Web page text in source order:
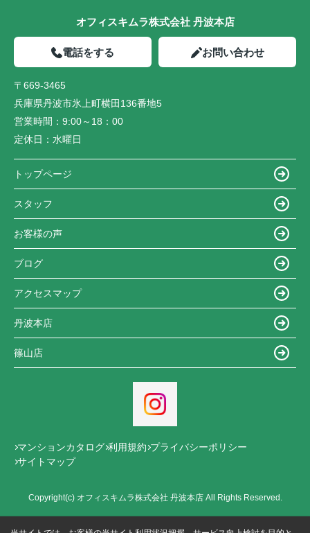
オフィスキムラ株式会社 丹波本店
電話をする お問い合わせ
〒669-3465
兵庫県丹波市氷上町横田136番地5
営業時間： 9:00～18：00
定休日： 水曜日
トップページ
スタッフ
お客様の声
ブログ
アクセスマップ
丹波本店
篠山店
マンションカタログ 利用規約 プライバシーポリシー
サイトマップ
Copyright(c) オフィスキムラ株式会社 丹波本店 All Rights Reserved.